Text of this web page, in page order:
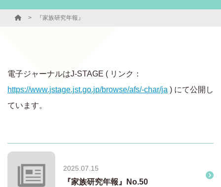
『家族研究年報』
電子ジャーナルはJ-STAGE ( リンク：
https://www.jstage.jst.go.jp/browse/afs/-char/ja ) にて公開し
ています。
2025.07.15
『家族研究年報』No.50